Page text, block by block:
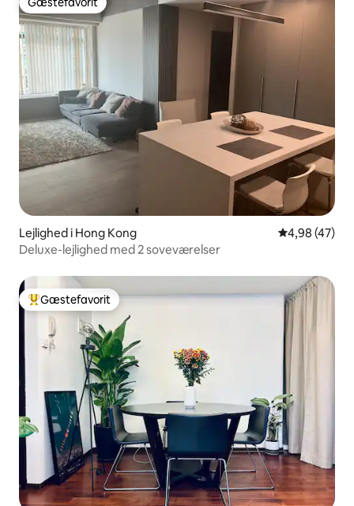
Gæstefavorit
Lejlighed i Hong Kong 4,98 ud af 5 i
4,98 (47)
Deluxe-lejlighed med 2 soveværelser
Bedste gæstefavorit
Gæstefavorit